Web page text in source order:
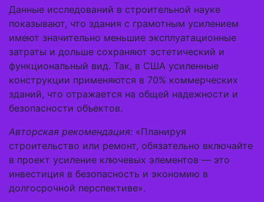
Данные исследований в строительной науке
показывают, что здания с грамотным усилением
имеют значительно меньшие эксплуатационные
затраты и дольше сохраняют эстетический и
функциональный вид. Так, в США усиленные
конструкции применяются в 70% коммерческих
зданий, что отражается на общей надежности и
безопасности объектов.
Авторская рекомендация: «Планируя
строительство или ремонт, обязательно включайте
в проект усиление ключевых элементов — это
инвестиция в безопасность и экономию в
долгосрочной перспективе».